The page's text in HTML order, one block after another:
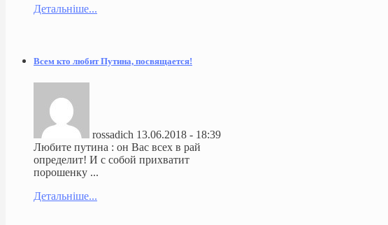
Детальніше...
Всем кто любит Путина, посвящается!
rossadich 13.06.2018 - 18:39
Любите путина : он Вас всех в рай
определит! И с собой прихватит
порошенку ...
Детальніше...